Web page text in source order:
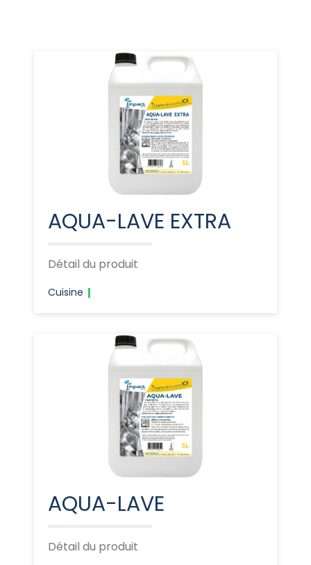
AQUA-LAVE EXTRA
Détail du produit
Cuisine
AQUA-LAVE
Détail du produit